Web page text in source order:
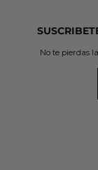
No te pierdas